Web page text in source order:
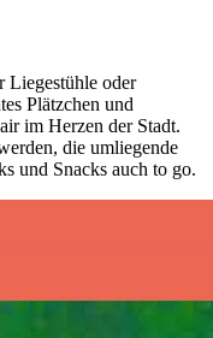
Liegestühle oder
Plätzchen und
im Herzen der Stadt.
die umliegende
und Snacks auch to go.